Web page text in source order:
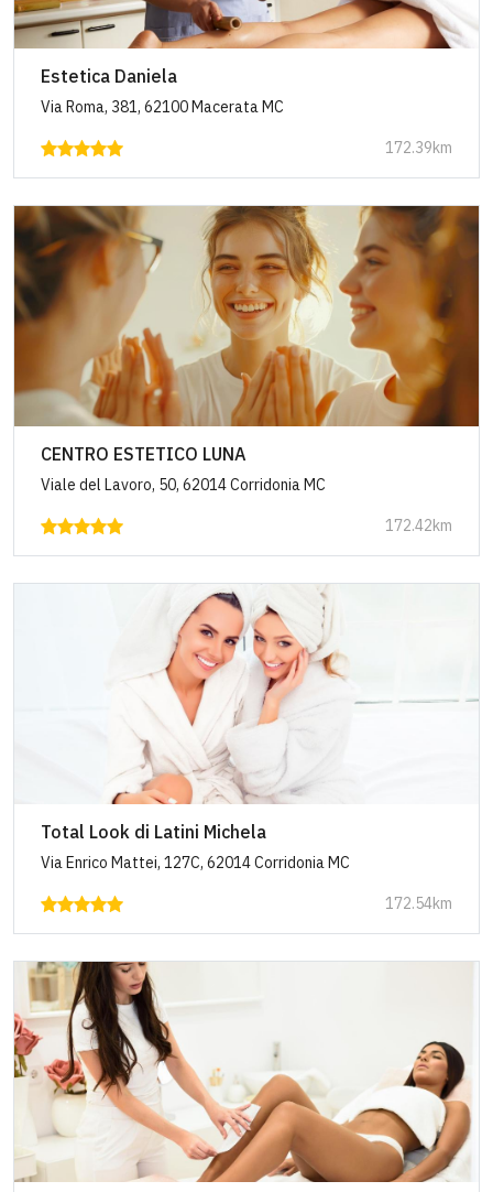
Estetica Daniela
Via Roma, 381, 62100 Macerata MC
172.39km
CENTRO ESTETICO LUNA
Viale del Lavoro, 50, 62014 Corridonia MC
172.42km
Total Look di Latini Michela
Via Enrico Mattei, 127C, 62014 Corridonia MC
172.54km